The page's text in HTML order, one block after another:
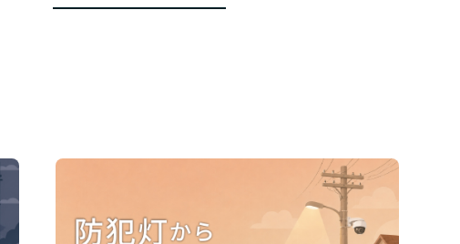
藤原の宮都」世界